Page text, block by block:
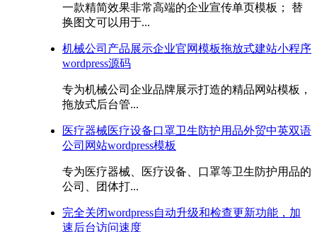
一款精简效果非常高端的企业宣传单页模板； 替
换图文可以用于...
机械公司产品展示企业官网模板拖放式建站小程序
wordpress源码
专为机械公司企业品牌展示打造的精品网站模板，
拖放式后台管...
医疗器械医疗设备口罩卫生防护用品外贸中英双语
公司网站wordpress模板
专为医疗器械、医疗设备、口罩等卫生防护用品的
公司、团体打...
完全关闭wordpress自动升级和检查更新功能，加
速后台访问速度